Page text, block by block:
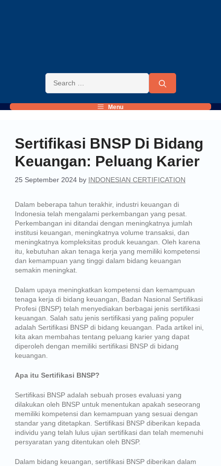
Menu
Sertifikasi BNSP Di Bidang
Keuangan: Peluang Karier
25 September 2024 by INDONESIAN CERTIFICATION
Dalam beberapa tahun terakhir, industri keuangan di
Indonesia telah mengalami perkembangan yang pesat.
Perkembangan ini ditandai dengan meningkatnya jumlah
institusi keuangan, meningkatnya volume transaksi, dan
meningkatnya kompleksitas produk keuangan. Oleh karena
itu, kebutuhan akan tenaga kerja yang memiliki kompetensi
dan kemampuan yang tinggi dalam bidang keuangan
semakin meningkat.
Dalam upaya meningkatkan kompetensi dan kemampuan
tenaga kerja di bidang keuangan, Badan Nasional Sertifikasi
Profesi (BNSP) telah menyediakan berbagai jenis sertifikasi
keuangan. Salah satu jenis sertifikasi yang paling populer
adalah Sertifikasi BNSP di bidang keuangan. Pada artikel ini,
kita akan membahas tentang peluang karier yang dapat
diperoleh dengan memiliki sertifikasi BNSP di bidang
keuangan.
Apa itu Sertifikasi BNSP?
Sertifikasi BNSP adalah sebuah proses evaluasi yang
dilakukan oleh BNSP untuk menentukan apakah seseorang
memiliki kompetensi dan kemampuan yang sesuai dengan
standar yang ditetapkan. Sertifikasi BNSP diberikan kepada
individu yang telah lulus ujian sertifikasi dan telah memenuhi
persyaratan yang ditentukan oleh BNSP.
Dalam bidang keuangan, sertifikasi BNSP diberikan dalam